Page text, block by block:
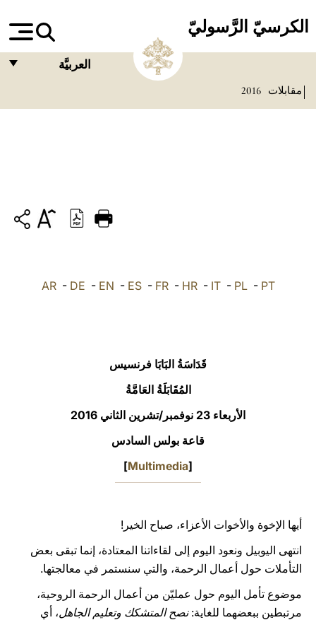
الكرسيّ الرَّسوليّ
العربيَّة
DEUTSCH
العربيّة
مقابلات 2016
AR- DE - EN - ES- FR- HR- IT- PL- PT
قَدَاسَةُ البَابَا فرنسيس
المُقَابَلَةُ العَامَّةُ
الأربعاء 23 نوفمبر/تشرين الثاني 2016
قاعة بولس السادس
[
Multimedia
]
أيها الإخوة والأخوات الأعزاء، صباح الخير!
انتهى اليوبيل ونعود اليوم إلى لقاءاتنا المعتادة، إنما تبقى بعض
التأملات حول أعمال الرحمة، والتي سنستمر في معالجتها.
موضوع تأمل اليوم حول عمليّن من أعمال الرحمة الروحية،
مرتبطين ببعضهما للغاية:نصح المتشكك وتعليم الجاهل، أي